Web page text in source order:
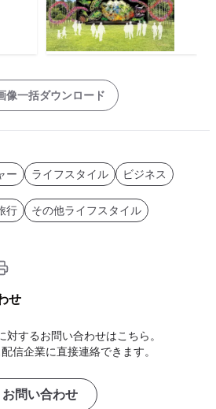
像一括ダウンロード
ー ライフスタイル ビジネス
行
その他ライフスタイル
せ
対するお問い合わせはこちら。
信企業に直接連絡できます。
お問い合わせ